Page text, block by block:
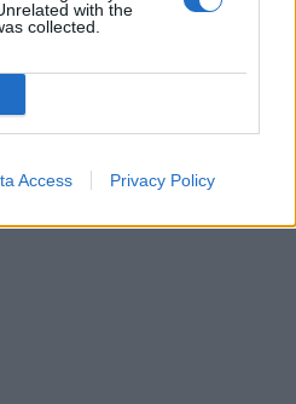
with the
collected.
Access Privacy Policy